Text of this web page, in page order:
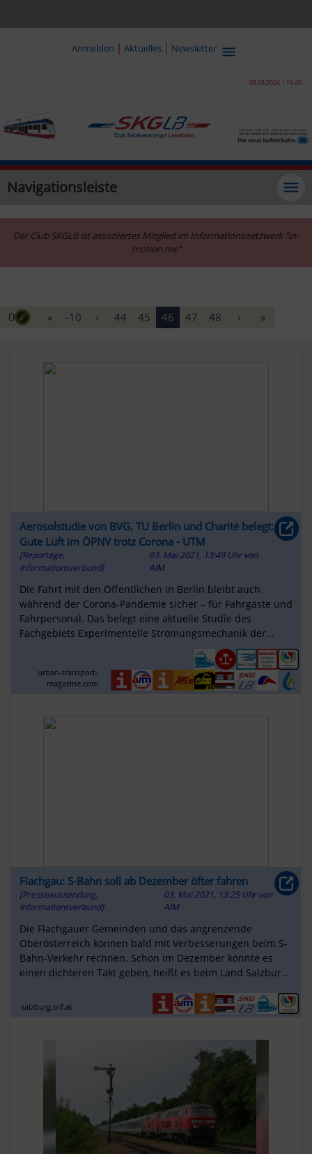
Anmelden | Aktuelles | Newsletter
08.08.2026 | 16:40
Navigationsleiste
Der Club SKGLB ist assoziiertes Mitglied im Informationsnetzwerk "in-
motion.me"
0 « -10 ‹ 44 45 46 47 48 › »
Aerosolstudie von BVG, TU Berlin und Charité belegt:
Gute Luft im ÖPNV trotz Corona - UTM
[Reportage,
Informationsverbund]
03. Mai 2021, 13:49 Uhr von
AIM
Die Fahrt mit den Öffentlichen in Berlin bleibt auch
während der Corona-Pandemie sicher – für Fahrgäste und
Fahrpersonal. Das belegt eine aktuelle Studie des
Fachgebiets Experimentelle Strömungsmechanik der
urban-transport-
magazine.com
Flachgau: S-Bahn soll ab Dezember öfter fahren
[Presseaussendung,
Informationsverbund]
03. Mai 2021, 13:25 Uhr von
AIM
Die Flachgauer Gemeinden und das angrenzende
Oberösterreich können bald mit Verbesserungen beim S-
Bahn-Verkehr rechnen. Schon im Dezember könnte es
einen dichteren Takt geben, heißt es beim Land Salzburg
salzburg.orf.at